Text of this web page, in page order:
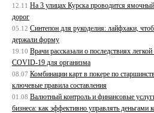
12.11 На 3 улицах Курска проводится
дорог
05.12 Синтепон для рукоделия: лайфхаки,
держали форму
19.10 Врачи рассказали о последствиях
COVID-19 для организма
08.07 Комбинации карт в покере по
ключевые правила составления
01.08 Валютный контроль и финансовые
бизнеса: как эффективно управлять деньгами